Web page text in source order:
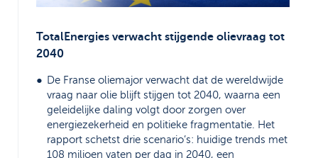
TotalEnergies verwacht stijgende olievraag tot
2040
De Franse oliemajor verwacht dat de wereldwijde
vraag naar olie blijft stijgen tot 2040, waarna een
geleidelijke daling volgt door zorgen over
energiezekerheid en politieke fragmentatie. Het
rapport schetst drie scenario’s: huidige trends met
108 miljoen vaten per dag in 2040, een